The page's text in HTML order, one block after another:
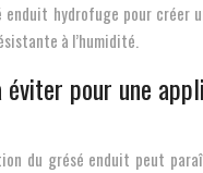
enduit hydrofuge pour créer
à l’humidité.
éviter pour une
du grésé enduit peut